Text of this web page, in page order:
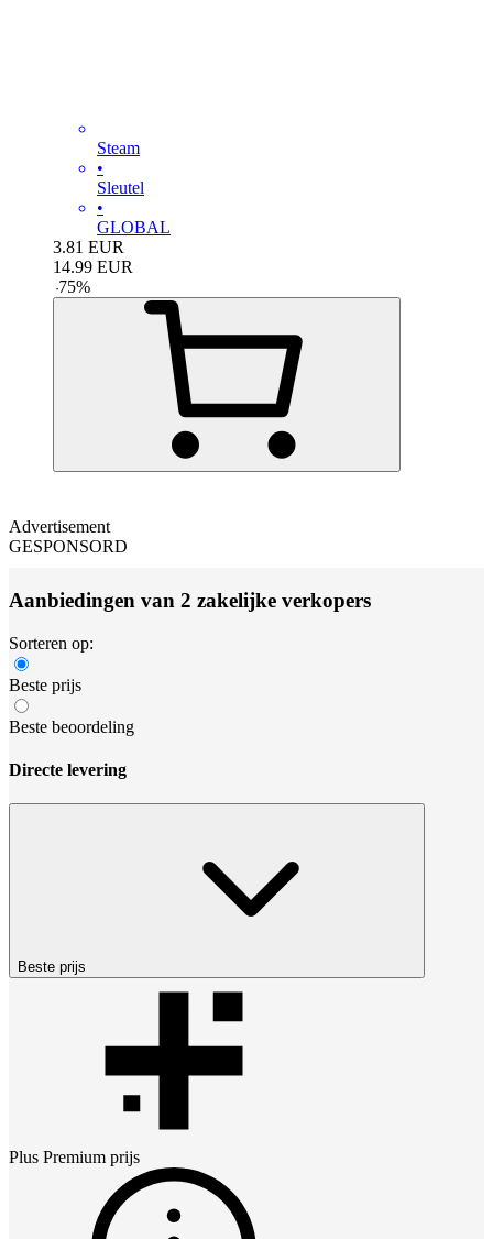
Steam
•
Sleutel
•
GLOBAL
3.81 EUR
14.99 EUR
-75%
Advertisement
GESPONSORD
Aanbiedingen van 2 zakelijke verkopers
Sorteren op:
Beste prijs
Beste beoordeling
Directe levering
Beste prijs
Plus Premium prijs